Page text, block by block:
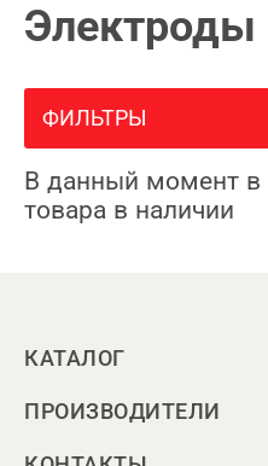
Электроды
ФИЛЬТРЫ
В данный момент в
товара в наличии
КАТАЛОГ
ПРОИЗВОДИТЕЛИ